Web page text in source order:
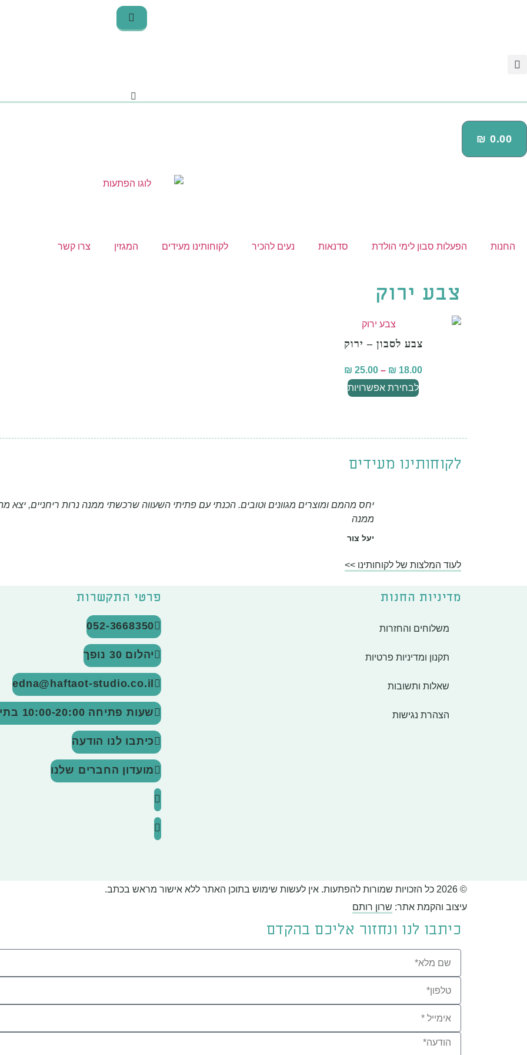
₪ 0.00
החנות הפעלות סבון לימי הולדת סדנאות נעים להכיר לקוחותינו מעידים המגזין צרו קשר
צבע ירוק
צבע לסבון – ירוק
₪ 18.00
–
₪ 25.00
לבחירת אפשרויות
לקוחותינו מעידים
יחס מהמם ומוצרים מגוונים וטובים. הכנתי עם פתיתי השעווה שרכשתי ממנה נרות ריחניים,
ממנה
יעל צור
לעוד המלצות של לקוחותינו >>
מדיניות החנות
משלוחים והחזרות
תקנון ומדיניות פרטיות
שאלות ותשובות
הצהרת נגישות
פרטי התקשרות
052-3668350
יהלום 30 נופך
edna@haftaot-studio.co.il
שעות פתיחה 10:00-20:00
כיתבו לנו הודעה
מועדון החברים שלנו
© 2026 כל הזכויות שמורות להפתעות. אין לעשות שימוש בתוכן האתר ללא אישור מראש בכתב.
עיצוב והקמת אתר: שרון רותם
כיתבו לנו ונחזור אליכם בהקדם